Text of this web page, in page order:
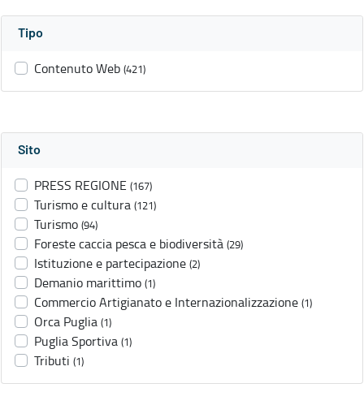
Tipo
Contenuto Web (421)
Sito
PRESS REGIONE (167)
Turismo e cultura (121)
Turismo (94)
Foreste caccia pesca e biodiversità (29)
Istituzione e partecipazione (2)
Demanio marittimo (1)
Commercio Artigianato e Internazionalizzazione (1)
Orca Puglia (1)
Puglia Sportiva (1)
Tributi (1)